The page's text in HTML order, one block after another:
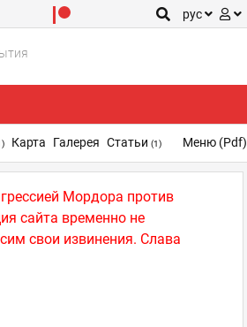
рус
Мордора против
сайта временно не
свои извинения. Слава
Карта Галерея Статьи (1) Меню